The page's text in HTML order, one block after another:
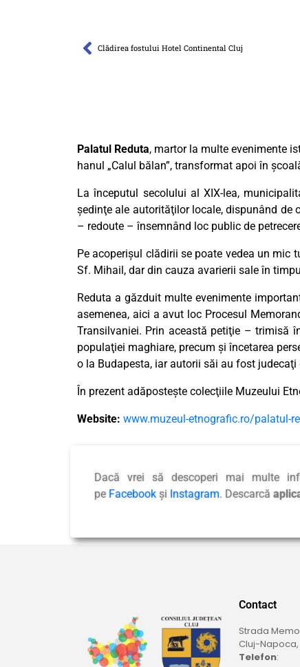
Clădirea fostului Hotel Continental Cluj
Palatul Reduta, martor la multe evenimente
hanul „Calul bălan”, transformat apoi în
La începutul secolului al XIX-lea,
şedinţe ale autorităţilor locale, dispunând de
– redoute – însemnând loc public de
Pe acoperișul clădirii se poate vedea un
Sf. Mihail, dar din cauza avarierii sale în
Reduta a găzduit multe evenimente
asemenea, aici a avut loc Procesul
Transilvaniei. Prin această petiţie – trimisă
populaţiei maghiare, precum şi încetarea
o la Budapesta, iar autorii săi au fost
În prezent adăpostește colecţiile Muzeului
Website: www.muzeul-etnografic.ro/palatul-
Dacă vrei să descoperi mai multe
pe Facebook și Instagram. Descarcă
Contact
Strada
Cluj-Napoca,
Telefon: